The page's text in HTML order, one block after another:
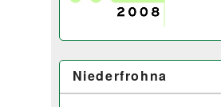
Niederfrohna